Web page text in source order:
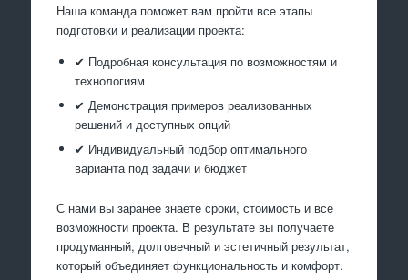
Наша команда поможет вам пройти все этапы
подготовки и реализации проекта:
✔ Подробная консультация по возможностям и
технологиям
✔ Демонстрация примеров реализованных
решений и доступных опций
✔ Индивидуальный подбор оптимального
варианта под задачи и бюджет
С нами вы заранее знаете сроки, стоимость и все
возможности проекта. В результате вы получаете
продуманный, долговечный и эстетичный результат,
который объединяет функциональность и комфорт.